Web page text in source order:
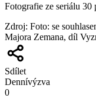
Fotografie ze seriálu 30
Zdroj: Foto: se
Majora Zemana, díl
Sdílet
Dennívýzva
0